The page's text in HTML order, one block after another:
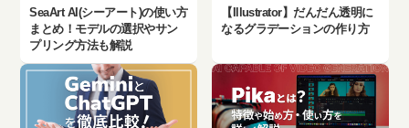
SeaArt AI(シーアート)の使い方
まとめ！モデルの選択やサン
プリング方法も解説
【Illustrator】だんだん透明に
なるグラデーションの作り方